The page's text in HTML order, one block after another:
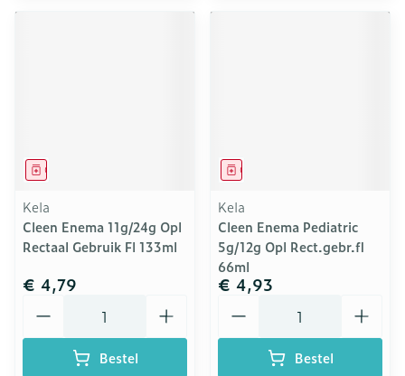
Geneesmiddel
Kela
Cleen Enema 11g/24g Opl
Rectaal Gebruik Fl 133ml
€ 4,79
Bestel
Geneesmiddel
Kela
Cleen Enema Pediatric
5g/12g Opl Rect.gebr.fl
66ml
€ 4,93
Bestel